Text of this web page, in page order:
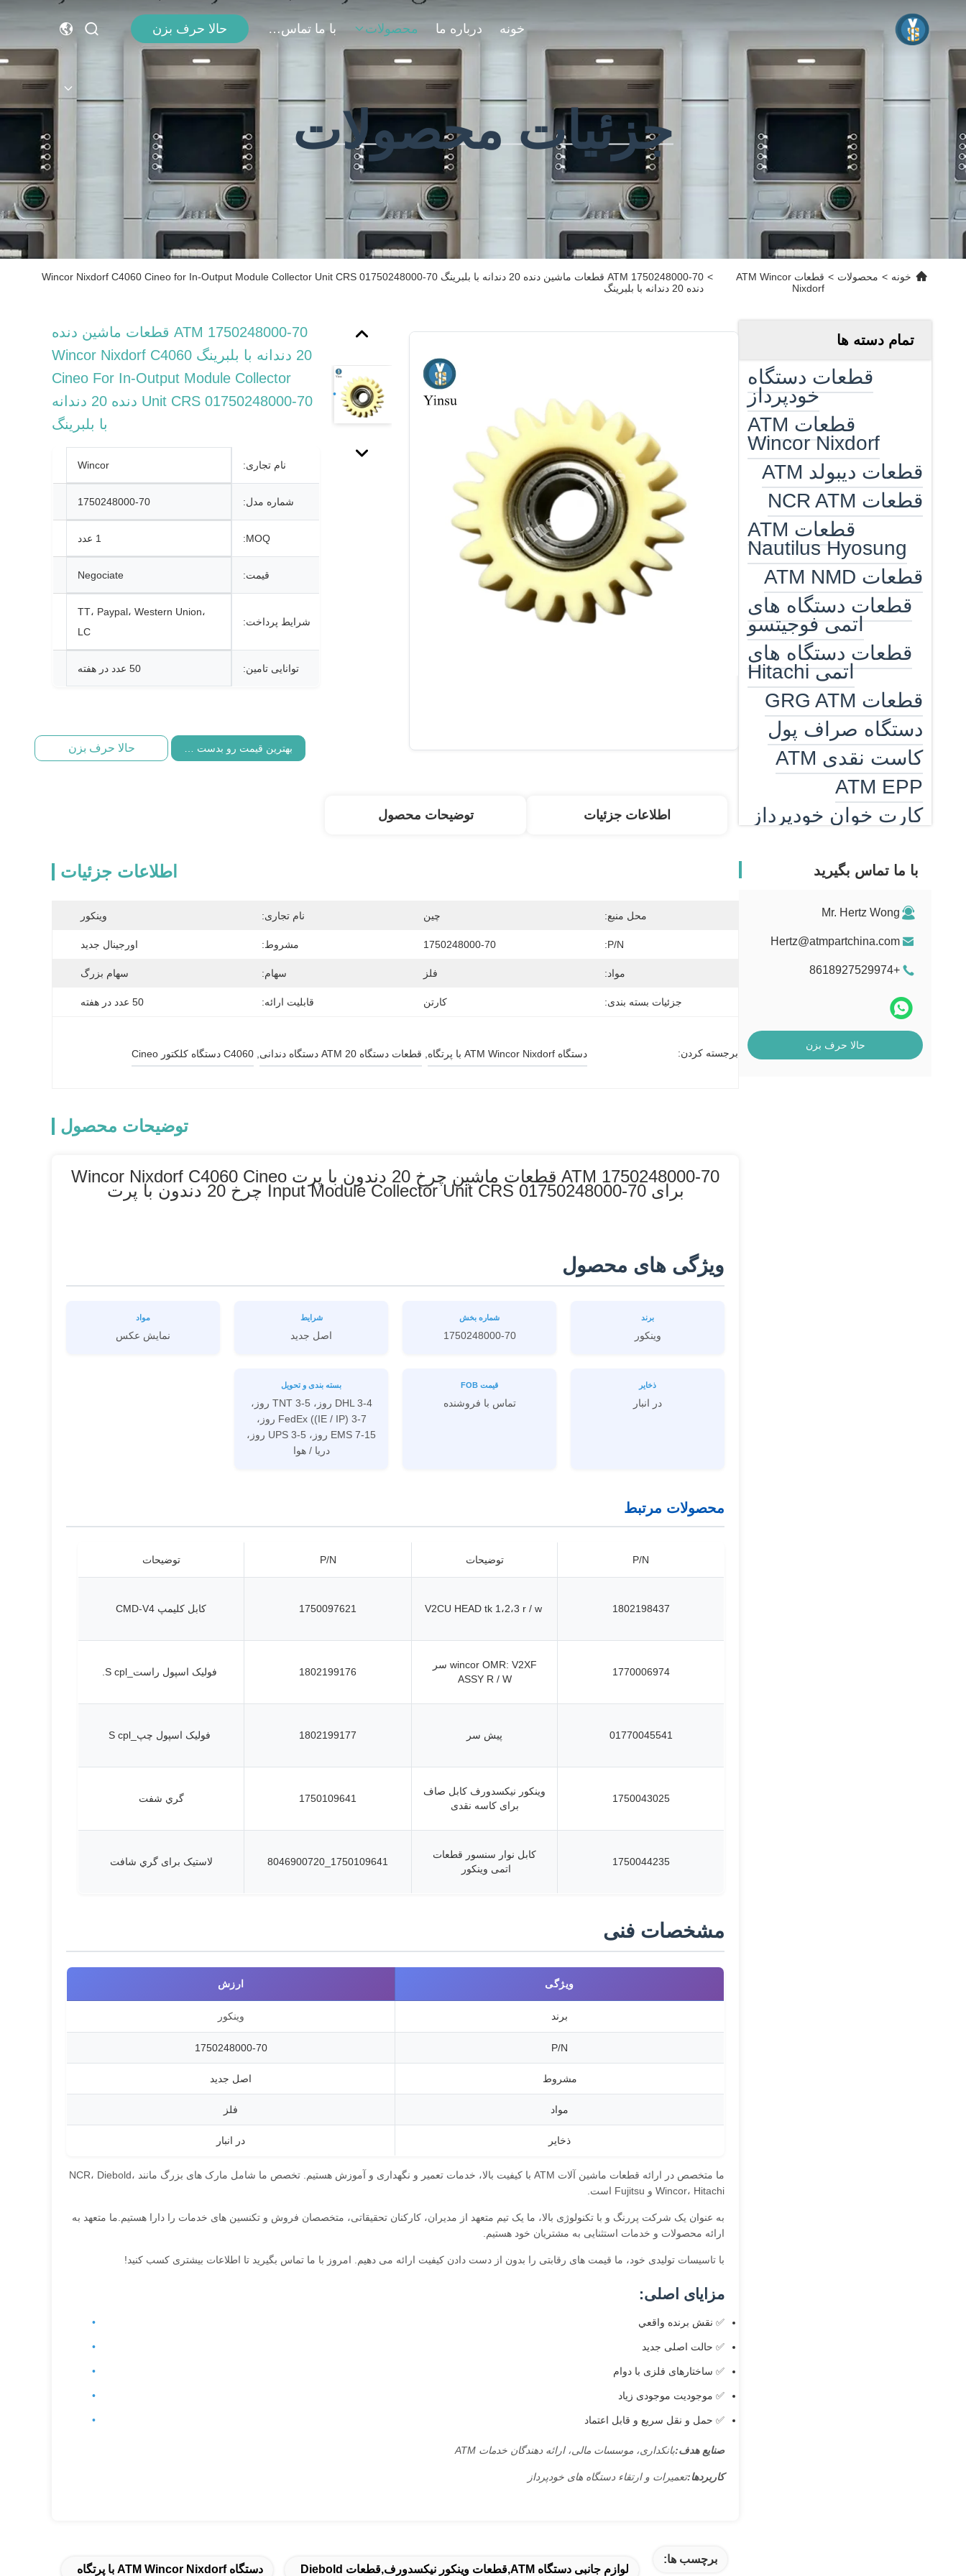
خونه درباره ما محصولات با ما تماس بگیرید حالا حرف بزن
جزئیات محصولات
خونه > محصولات >
قطعات ATM Wincor
Nixdorf
>
1750248000-70 ATM قطعات ماشین دنده 20 دندانه با بلبرینگ Wincor Nixdorf C4060 Cineo for In-Output Module Collector Unit CRS 01750248000-70
دنده 20 دندانه با بلبرینگ
تمام دسته ها
قطعات دستگاه
خودپرداز
قطعات ATM
Wincor Nixdorf
قطعات دیبولد ATM
قطعات NCR ATM
قطعات ATM
Nautilus Hyosung
قطعات ATM NMD
قطعات دستگاه های
اتمی فوجیتسو
قطعات دستگاه های
اتمی Hitachi
قطعات GRG ATM
دستگاه صراف پول
کاست نقدی ATM
ATM EPP
کارت خوان خودپرداز
دستگاه شمارش
قسمت های ضد بیل
قطعات گیرنده لایحه
دستگاه کارتخوان
با ما تماس بگیرید
Mr. Hertz Wong
Hertz@atmpartchina.com
+8618927529974
حالا حرف بزن
1750248000-70 ATM قطعات ماشین دنده
20 دندانه با بلبرینگ Wincor Nixdorf C4060
Cineo For In-Output Module Collector
Unit CRS 01750248000-70 دنده 20 دندانه
با بلبرینگ
نام تجاری: Wincor
شماره مدل: 1750248000-70
MOQ: 1 عدد
قیمت: Negociate
شرایط پرداخت:
TT، Paypal، Western Union،
LC
توانایی تامین: 50 عدد در هفته
بهترین قیمت رو بدست بیار حالا حرف بزن
اطلاعات جزئیات توضیحات محصول
اطلاعات جزئیات
محل منبع: چین نام تجاری: وینکور
P/N:
1750248000-70 مشروط: اورجینال جدید
مواد: فلز سهام: سهام بزرگ
جزئیات بسته بندی: کارتن قابلیت ارائه: 50 عدد در هفته
برجسته کردن: دستگاه ATM Wincor Nixdorf با پرتگاه قطعات دستگاه ATM 20 دستگاه دندانی , C4060 دستگاه کلکتور Cineo
توضیحات محصول
1750248000-70 ATM قطعات ماشین چرخ 20 دندون با پرت Wincor Nixdorf C4060 Cineo
برای Input Module Collector Unit CRS 01750248000-70 چرخ 20 دندون با پرت
ویژگی های محصول
برند
وینکور
شماره بخش
1750248000-70
شرایط
اصل جدید
مواد
نمايش عکس
ذخایر
در انبار
قیمت FOB
تماس با فروشنده
بسته بندی و تحویل
DHL 3-4 روز، TNT 3-5 روز،
FedEx ((IE / IP) 3-7 روز،
EMS 7-15 روز، UPS 3-5 روز،
دریا / هوا
محصولات مرتبط
P/N توضیحات P/N توضیحات
1802198437 V2CU HEAD tk 1،2،3 r / w 1750097621 کابل کلیمپ CMD-V4
1770006974
wincor OMR: V2XF سر
ASSY R / W
1802199176 فولیک اسپول راست_S cpl.
01770045541 پیش سر 1802199177 فولیک اسپول چپ_S cpl
1750043025
وینکور نیکسدورف کابل صاف
برای کاسه نقدی
1750109641 گري شفت
1750044235
کابل نوار سنسور قطعات
اتمی وینکور
1750109641_8046900720 لاستیک برای گري شافت
مشخصات فنی
ویژگی ارزش
برند وینکور
P/N
1750248000-70
مشروط اصل جدید
مواد فلز
ذخایر در انبار
ما متخصص در ارائه قطعات ماشین آلات ATM با کیفیت بالا، خدمات تعمیر و نگهداری و آموزش هستیم. تخصص ما شامل مارک های بزرگ مانند NCR، Diebold،
Wincor، Hitachi و Fujitsu است.
به عنوان یک شرکت پررنگ و با تکنولوژی بالا، ما یک تیم متعهد از مدیران، کارکنان تحقیقاتی، متخصصان فروش و تکنسین های خدمات را دارا هستیم.ما متعهد به
ارائه محصولات و خدمات استثنایی به مشتریان خود هستیم.
با تاسیسات تولیدی خود، ما قیمت های رقابتی را بدون از دست دادن کیفیت ارائه می دهیم. امروز با ما تماس بگیرید تا اطلاعات بیشتری کسب کنید!
مزایای اصلی:
✅ نقش برنده واقعي
✅ حالت اصلی جدید
✅ ساختارهای فلزی با دوام
✅ موجودیت موجودی زیاد
✅ حمل و نقل سریع و قابل اعتماد
صنایع هدف:بانکداری، موسسات مالی، ارائه دهندگان خدمات ATM
کاربردها:تعمیرات و ارتقاء دستگاه های خودپرداز
برچسب ها:
لوازم جانبی دستگاه ATM,قطعات وینکور نیکسدورف,قطعات Diebold
دستگاه ATM Wincor Nixdorf با پرتگاه